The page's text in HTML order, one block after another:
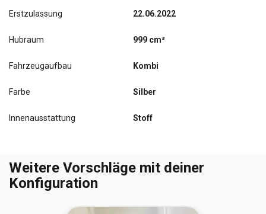
Erstzulassung 22.06.2022
Hubraum 999 cm³
Fahrzeugaufbau Kombi
Farbe Silber
Innenausstattung Stoff
Weitere Vorschläge mit deiner
Konfiguration